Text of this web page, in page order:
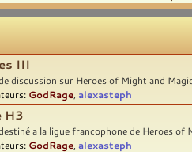
III
discussion sur Heroes of Might and
GodRage alexasteph
H3
a la ligue francophone de Heroes of
GodRage alexasteph